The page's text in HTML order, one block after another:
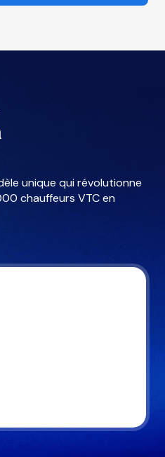
unique qui révolutionne
chauffeurs VTC en